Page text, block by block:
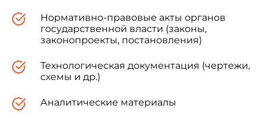
Нормативно-правовые акты органов
государственной власти (законы,
законопроекты, постановления)
Технологическая документация (чертежи,
схемы и др.)
Аналитические материалы